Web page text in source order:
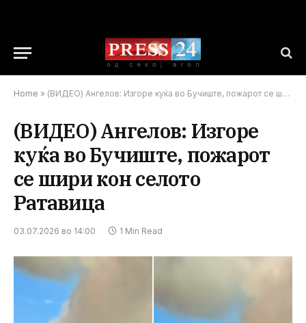
Home » (ВИДЕО) Ангелов: Изгоре куќа во Бучиште, пожарот се шири кон селото Ратавица
(ВИДЕО) Ангелов: Изгоре
куќа во Бучиште, пожарот
се шири кон селото
Ратавица
03.07.2026 во 14:00 1 Min Read